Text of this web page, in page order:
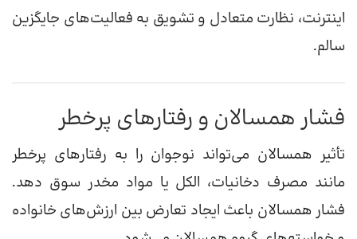
اینترنت، نظارت متعادل و تشویق به فعالیت‌های جایگزین
سالم.
فشار همسالان و رفتارهای پرخطر
تأثیر همسالان می‌تواند نوجوان را به رفتارهای پرخطر
مانند مصرف دخانیات، الکل یا مواد مخدر سوق دهد.
فشار همسالان باعث ایجاد تعارض بین ارزش‌های خانواده